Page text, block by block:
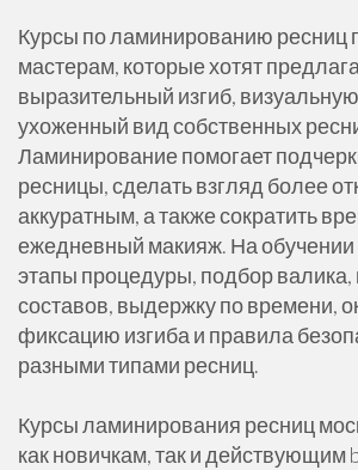
Курсы по ламинированию ресниц
мастерам, которые хотят
выразительный изгиб,
ухоженный вид собственных
Ламинирование помогает
ресницы, сделать взгляд более
аккуратным, а также сократить
ежедневный макияж. На обучении
этапы процедуры, подбор валика,
составов, выдержку по времени,
фиксацию изгиба и правила
разными типами ресниц.
Курсы ламинирования ресниц
как новичкам, так и действующим